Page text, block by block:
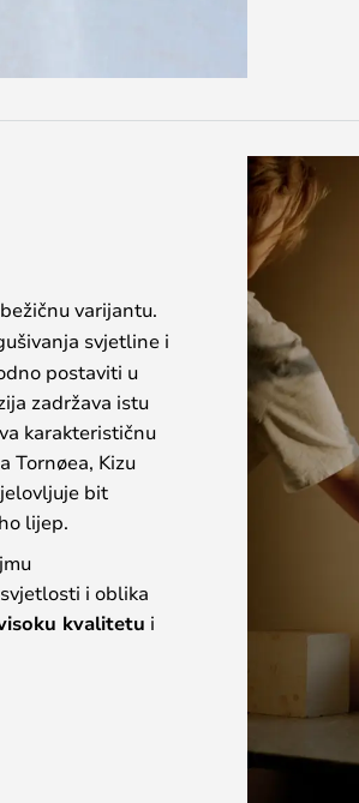
varijantu.
svjetline i
postaviti u
zadržava istu
karakterističnu
Tornøea, Kizu
bit
lijep.
i oblika
kvalitetu i